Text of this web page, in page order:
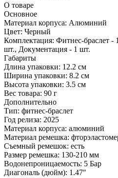
О товаре
Основное
Материал корпуса: Алюминий
Цвет: Черный
Комплектация: Фитнес-браслет -
шт., Документация - 1 шт.
Габариты
Длина упаковки: 12.2 см
Ширина упаковки: 8.2 см
Высота упаковки: 3.5 см
Вес товара: 90 г
Дополнительно
Тип: фитнес-браслет
Год релиза: 2025
Материал корпуса: алюминий
Материал ремешка:
Съемный ремешок: есть
Размер ремешка: 130-210 мм
Водонепроницаемость: 5 Бар
Диагональ (дюйм): 1.47"